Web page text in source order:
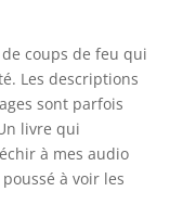
coups de feu qui
Les descriptions
sont parfois
livre qui
à mes audio
à voir les